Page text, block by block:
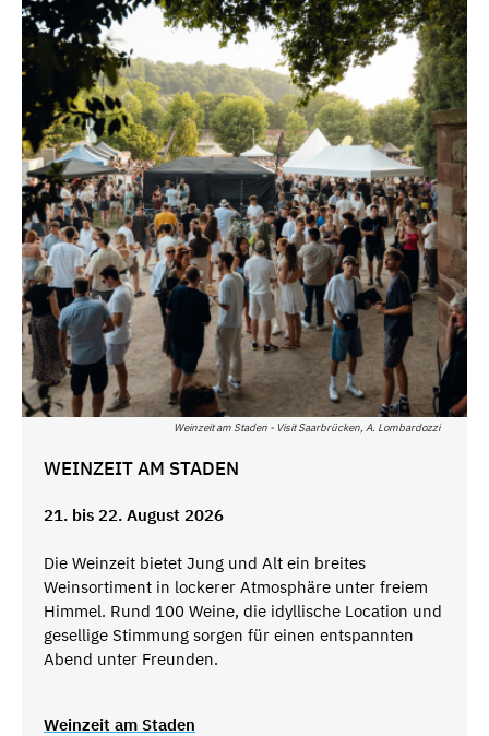
Weinzeit am Staden - Visit Saarbrücken, A. Lombardozzi
WEINZEIT AM STADEN
21. bis 22. August 2026
Die Weinzeit bietet Jung und Alt ein breites
Weinsortiment in lockerer Atmosphäre unter freiem
Himmel. Rund 100 Weine, die idyllische Location und
gesellige Stimmung sorgen für einen entspannten
Abend unter Freunden.
Weinzeit am Staden